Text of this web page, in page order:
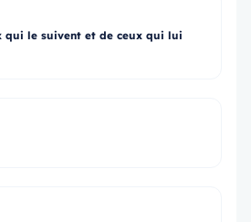
qui le suivent et de ceux qui lui